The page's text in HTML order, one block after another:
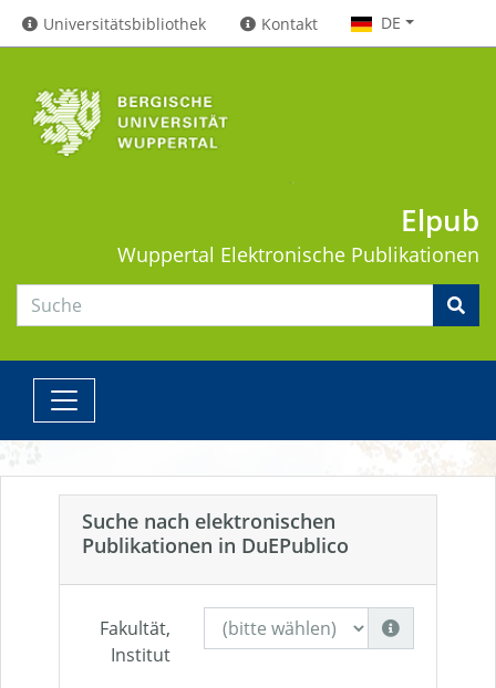
Universitätsbibliothek Kontakt DE
Elpub
Wuppertal Elektronische Publikationen
Suche nach elektronischen
Publikationen in DuEPublico
Fakultät,
Institut